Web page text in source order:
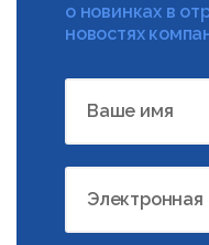
о новинках в
новостях
Ваше имя
Электронная